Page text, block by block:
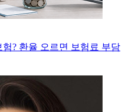
? 환율 오르면 보험료 부담